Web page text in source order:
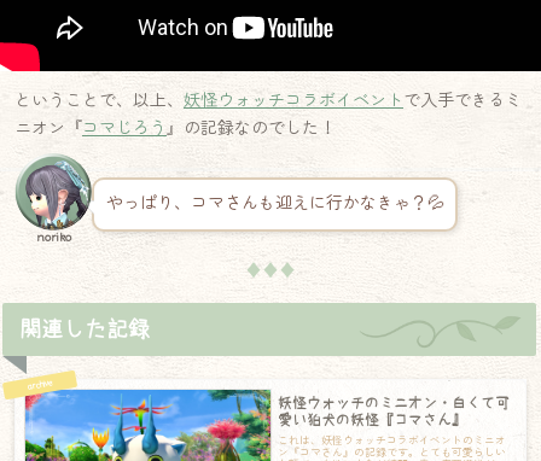
ということで、以上、 妖怪ウォッチコラボイベント で入手できるミ
ニオン『コマじろう 』の記録なのでした！
noriko
やっぱり、コマさんも迎えに行かなきゃ？💦
♦♦♦
関連した記録
妖怪ウォッチのミニオン・白くて可
愛い狛犬の妖怪『コマさん』
これは、妖怪ウォッチコラボイベントのミニオ
ン『コマさん』の記録です。とても可愛らしい